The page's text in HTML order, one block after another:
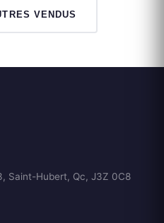
VENDUS
Saint-Hubert, Qc, J3Z 0C8